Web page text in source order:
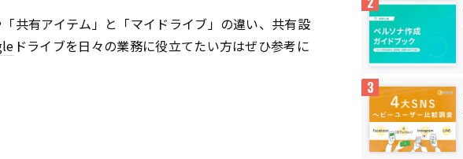
共有アイテム」と「マイドライブ」の違い、共有設
ドライブを日々の業務に役立てたい方はぜひ参考に